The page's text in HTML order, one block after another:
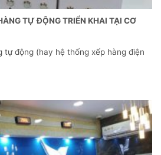
TỰ ĐỘNG TRIỂN KHAI TẠI CƠ
tự động (hay hệ thống xếp hàng điện